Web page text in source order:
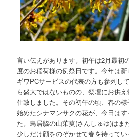
言い伝えがあります。初午は2月最初
度のお稲荷様の例祭日です。今年は
ギワPCサービスの代表の方も参列し
ら盛大ではないものの、祭壇にお供
仕致しました。その初午の頃、春の
始めたシナマンサクの花が、今日は
た。鳥居脇の山茱萸(さんしゅゆ)はま
少しだけ顔をのぞかせて春を待ってい